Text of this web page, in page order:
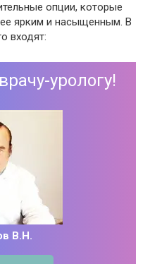
опции, которые
ярким и насыщенным. В
входят:
урологу!
В.Н.